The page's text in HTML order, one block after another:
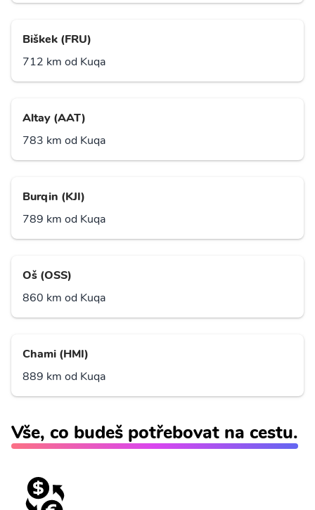
Biškek (FRU)
712 km od Kuqa
Altay (AAT)
783 km od Kuqa
Burqin (KJI)
789 km od Kuqa
Oš (OSS)
860 km od Kuqa
Chami (HMI)
889 km od Kuqa
Vše, co budeš potřebovat na cestu.